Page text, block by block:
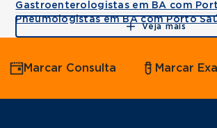
Gastroenterologistas em BA com
Pneumologistas em BA com Porto
Veja mais
Marcar Consulta Marcar